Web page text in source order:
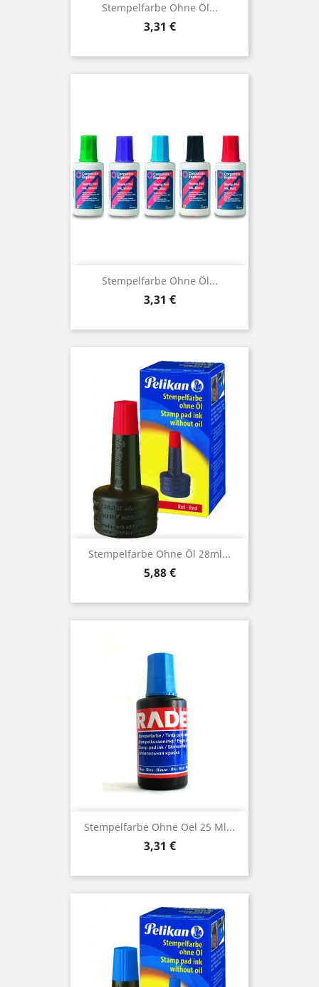
Stempelfarbe Ohne Öl...
Preis
3,31 €
Stempelfarbe Ohne Öl...
Preis
3,31 €
Stempelfarbe Ohne Öl 28ml...
Preis
5,88 €
Stempelfarbe Ohne Oel 25 Ml...
Preis
3,31 €